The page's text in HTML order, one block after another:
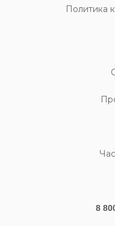
Политика
8